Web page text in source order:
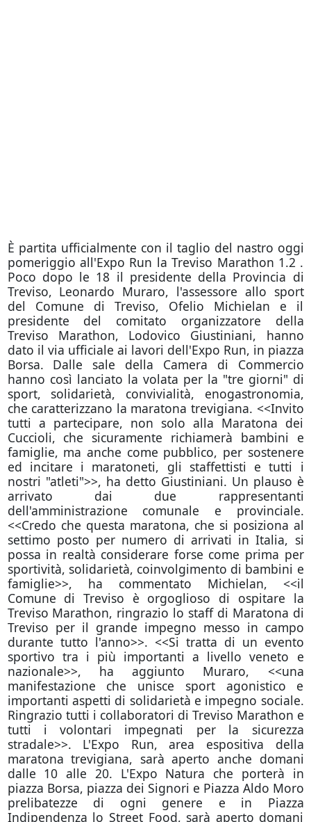
È partita ufficialmente con il taglio del nastro oggi
pomeriggio all'Expo Run la Treviso Marathon 1.2 .
Poco dopo le 18 il presidente della Provincia di
Treviso, Leonardo Muraro, l'assessore allo sport
del Comune di Treviso, Ofelio Michielan e il
presidente del comitato organizzatore della
Treviso Marathon, Lodovico Giustiniani, hanno
dato il via ufficiale ai lavori dell'Expo Run, in piazza
Borsa. Dalle sale della Camera di Commercio
hanno così lanciato la volata per la "tre giorni" di
sport, solidarietà, convivialità, enogastronomia,
che caratterizzano la maratona trevigiana. <<Invito
tutti a partecipare, non solo alla Maratona dei
Cuccioli, che sicuramente richiamerà bambini e
famiglie, ma anche come pubblico, per sostenere
ed incitare i maratoneti, gli staffettisti e tutti i
nostri "atleti">>, ha detto Giustiniani. Un plauso è
arrivato dai due rappresentanti
dell'amministrazione comunale e provinciale.
<<Credo che questa maratona, che si posiziona al
settimo posto per numero di arrivati in Italia, si
possa in realtà considerare forse come prima per
sportività, solidarietà, coinvolgimento di bambini e
famiglie>>, ha commentato Michielan, <<il
Comune di Treviso è orgoglioso di ospitare la
Treviso Marathon, ringrazio lo staff di Maratona di
Treviso per il grande impegno messo in campo
durante tutto l'anno>>. <<Si tratta di un evento
sportivo tra i più importanti a livello veneto e
nazionale>>, ha aggiunto Muraro, <<una
manifestazione che unisce sport agonistico e
importanti aspetti di solidarietà e impegno sociale.
Ringrazio tutti i collaboratori di Treviso Marathon e
tutti i volontari impegnati per la sicurezza
stradale>>. L'Expo Run, area espositiva della
maratona trevigiana, sarà aperto anche domani
dalle 10 alle 20. L'Expo Natura che porterà in
piazza Borsa, piazza dei Signori e Piazza Aldo Moro
prelibatezze di ogni genere e in Piazza
Indipendenza lo Street Food, sarà aperto domani